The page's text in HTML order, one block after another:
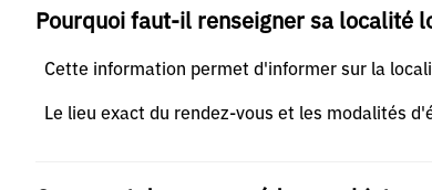
Pourquoi faut-il renseigner sa localité
Cette information permet d'informer sur la
Le lieu exact du rendez-vous et les modalités